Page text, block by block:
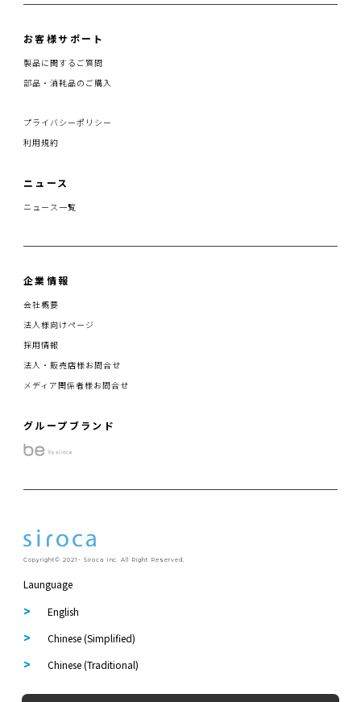
お客様サポート
製品に関するご質問
部品・消耗品のご購入
プライバシーポリシー
利用規約
ニュース
ニュース一覧
企業情報
会社概要
法人様向けページ
採用情報
法人・販売店様お問合せ
メディア関係者様お問合せ
グループブランド
Copyright© 2021- Siroca Inc. All Right Reserved.
Launguage
English
Chinese (Simplified)
Chinese (Traditional)